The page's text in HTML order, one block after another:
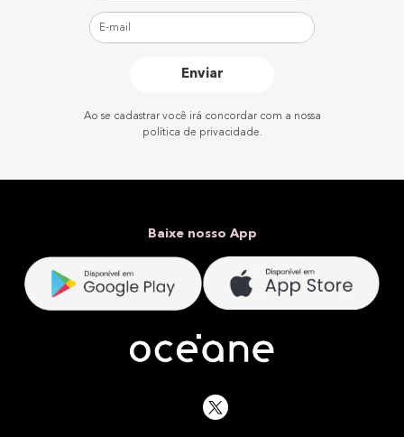
Enviar
Ao se cadastrar você irá concordar com a nossa
política de privacidade.
Baixe nosso App